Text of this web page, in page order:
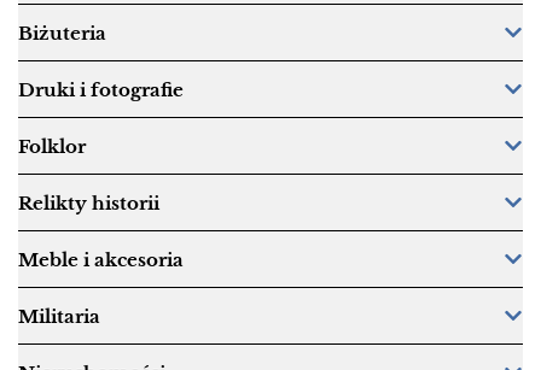
Biżuteria
Druki i fotografie
Folklor
Relikty historii
Meble i akcesoria
Militaria